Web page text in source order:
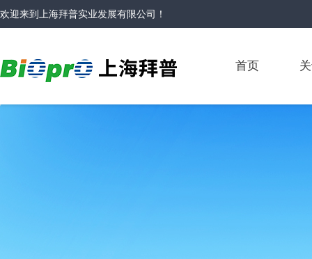
欢迎来到 上海拜普实业发展有限公司 ！
首页